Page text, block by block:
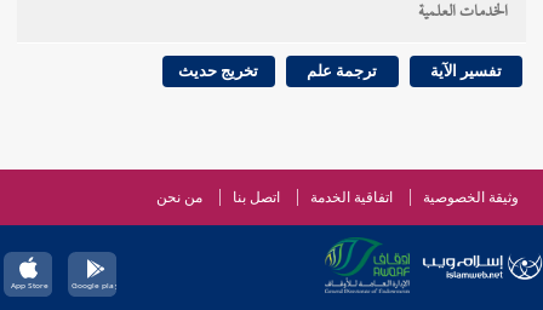
الخدمات العلمية
تفسير الآية ترجمة علم تخريج حديث
وثيقة الخصوصية اتفاقية الخدمة اتصل بنا من نحن